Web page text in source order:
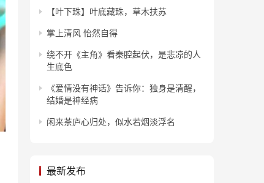
【叶下珠】叶底藏珠，草木扶苏
掌上清风 怡然自得
绕不开《主角》看秦腔起伏，是悲凉的人
生底色
《爱情没有神话》告诉你：独身是清醒，
结婚是神经病
闲来茶庐心归处，似水若烟淡浮名
最新发布